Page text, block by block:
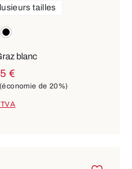
noir
tailles
blanc
€
(économie de 20%)